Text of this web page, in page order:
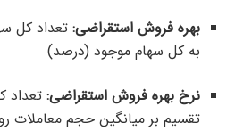
بهره فروش استقراضی: تعداد کل
به کل سهام موجود (درصد)
نرخ بهره فروش استقراضی:
تقسیم بر میانگین حجم معاملات